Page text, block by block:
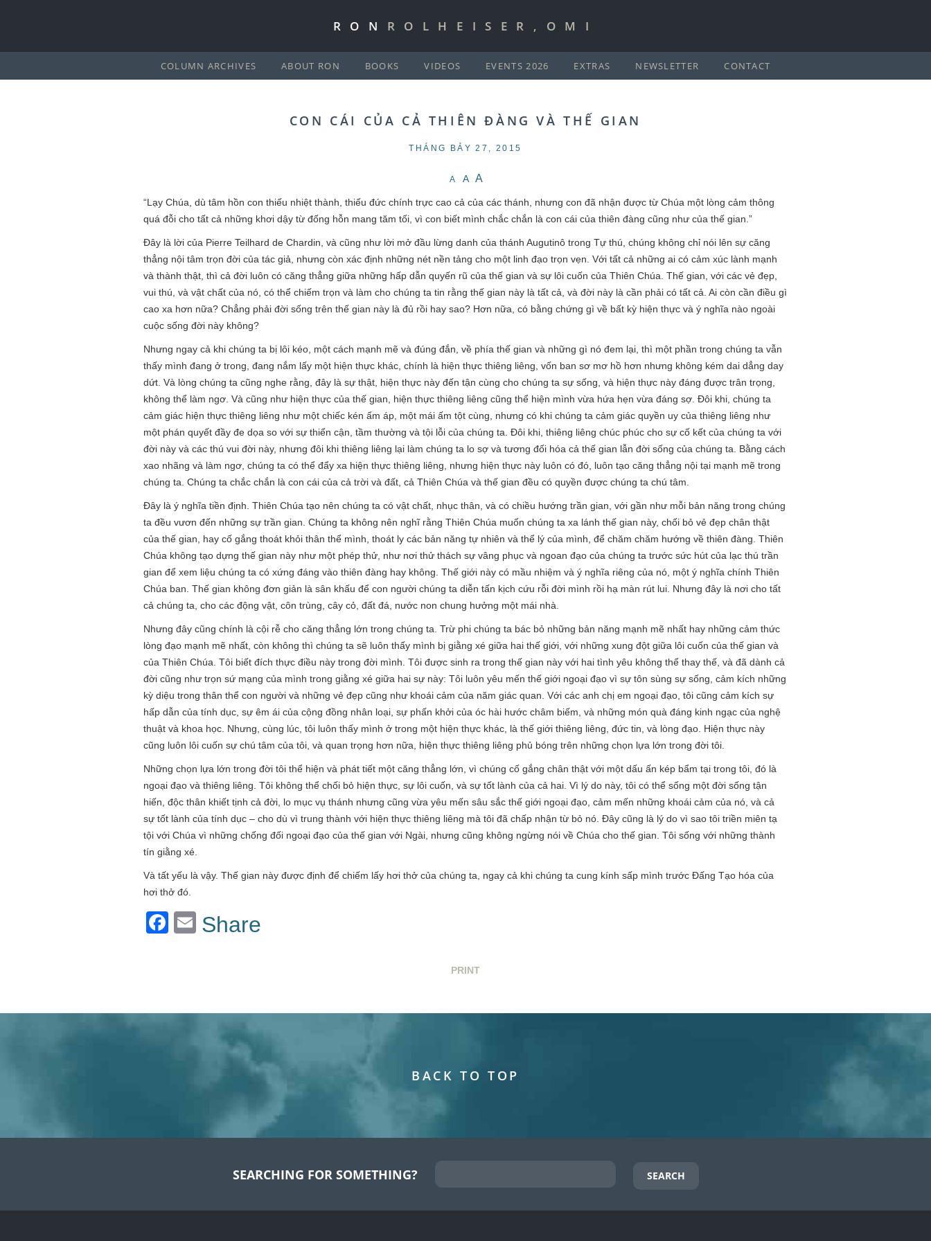
RON ROLHEISER,OMI
COLUMN ARCHIVES ABOUT RON BOOKS VIDEOS EVENTS 2026 EXTRAS NEWSLETTER CONTACT
CON CÁI CỦA CẢ THIÊN ĐÀNG VÀ THẾ GIAN
THÁNG BẢY 27, 2015
A A A
“Lạy Chúa, dù tâm hồn con thiếu nhiệt thành, thiếu đức chính trực cao cả của các thánh, nhưng con đã nhận được từ Chúa một lòng cảm thông
quá đỗi cho tất cả những khơi dậy từ đống hỗn mang tăm tối, vì con biết mình chắc chắn là con cái của thiên đàng cũng như của thế gian.”
Đây là lời của Pierre Teilhard de Chardin, và cũng như lời mở đầu lừng danh của thánh Augutinô trong Tự thú, chúng không chỉ nói lên sự căng
thẳng nội tâm trọn đời của tác giả, nhưng còn xác định những nét nền tảng cho một linh đạo trọn vẹn. Với tất cả những ai có cảm xúc lành mạnh
và thành thật, thì cả đời luôn có căng thẳng giữa những hấp dẫn quyến rũ của thế gian và sự lôi cuốn của Thiên Chúa. Thế gian, với các vẻ đẹp,
vui thú, và vật chất của nó, có thể chiếm trọn và làm cho chúng ta tin rằng thế gian này là tất cả, và đời này là cần phải có tất cả. Ai còn cần điều gì
cao xa hơn nữa? Chẳng phải đời sống trên thế gian này là đủ rồi hay sao? Hơn nữa, có bằng chứng gì về bất kỳ hiện thực và ý nghĩa nào ngoài
cuộc sống đời này không?
Nhưng ngay cả khi chúng ta bị lôi kéo, một cách mạnh mẽ và đúng đắn, về phía thế gian và những gì nó đem lại, thì một phần trong chúng ta vẫn
thấy mình đang ở trong, đang nắm lấy một hiện thực khác, chính là hiện thực thiêng liêng, vốn ban sơ mơ hồ hơn nhưng không kém dai dẳng day
dứt. Và lòng chúng ta cũng nghe rằng, đây là sự thật, hiện thực này đến tận cùng cho chúng ta sự sống, và hiện thực này đáng được trân trọng,
không thể làm ngơ. Và cũng như hiện thực của thế gian, hiện thực thiêng liêng cũng thể hiện mình vừa hứa hẹn vừa đáng sợ. Đôi khi, chúng ta
cảm giác hiện thực thiêng liêng như một chiếc kén ấm áp, một mái ấm tột cùng, nhưng có khi chúng ta cảm giác quyền uy của thiêng liêng như
một phán quyết đầy đe dọa so với sự thiển cận, tầm thường và tội lỗi của chúng ta. Đôi khi, thiêng liêng chúc phúc cho sự cố kết của chúng ta với
đời này và các thú vui đời này, nhưng đôi khi thiêng liêng lại làm chúng ta lo sợ và tương đối hóa cả thế gian lẫn đời sống của chúng ta. Bằng cách
xao nhãng và làm ngơ, chúng ta có thể đẩy xa hiện thực thiêng liêng, nhưng hiện thực này luôn có đó, luôn tạo căng thẳng nội tại mạnh mẽ trong
chúng ta. Chúng ta chắc chắn là con cái của cả trời và đất, cả Thiên Chúa và thế gian đều có quyền được chúng ta chú tâm.
Đây là ý nghĩa tiền định. Thiên Chúa tạo nên chúng ta có vật chất, nhục thân, và có chiều hướng trần gian, với gần như mỗi bản năng trong chúng
ta đều vươn đến những sự trần gian. Chúng ta không nên nghĩ rằng Thiên Chúa muốn chúng ta xa lánh thế gian này, chối bỏ vẻ đẹp chân thật
của thế gian, hay cố gắng thoát khỏi thân thể mình, thoát ly các bản năng tự nhiên và thể lý của mình, để chăm chăm hướng về thiên đàng. Thiên
Chúa không tạo dựng thế gian này như một phép thử, như nơi thử thách sự vâng phục và ngoan đạo của chúng ta trước sức hút của lạc thú trần
gian để xem liệu chúng ta có xứng đáng vào thiên đàng hay không. Thế giới này có mầu nhiệm và ý nghĩa riêng của nó, một ý nghĩa chính Thiên
Chúa ban. Thế gian không đơn giản là sân khấu để con người chúng ta diễn tấn kịch cứu rỗi đời mình rồi hạ màn rút lui. Nhưng đây là nơi cho tất
cả chúng ta, cho các động vật, côn trùng, cây cỏ, đất đá, nước non chung hưởng một mái nhà.
Nhưng đây cũng chính là cội rễ cho căng thẳng lớn trong chúng ta. Trừ phi chúng ta bác bỏ những bản năng mạnh mẽ nhất hay những cảm thức
lòng đạo mạnh mẽ nhất, còn không thì chúng ta sẽ luôn thấy mình bị giằng xé giữa hai thế giới, với những xung đột giữa lôi cuốn của thế gian và
của Thiên Chúa. Tôi biết đích thực điều này trong đời mình. Tôi được sinh ra trong thế gian này với hai tình yêu không thể thay thế, và đã dành cả
đời cũng như trọn sứ mạng của mình trong giằng xé giữa hai sự này: Tôi luôn yêu mến thế giới ngoại đạo vì sự tôn sùng sự sống, cảm kích những
kỳ diệu trong thân thể con người và những vẻ đẹp cũng như khoái cảm của năm giác quan. Với các anh chị em ngoại đạo, tôi cũng cảm kích sự
hấp dẫn của tính dục, sự êm ái của cộng đồng nhân loại, sự phấn khởi của óc hài hước châm biếm, và những món quà đáng kinh ngạc của nghệ
thuật và khoa học. Nhưng, cùng lúc, tôi luôn thấy mình ở trong một hiện thực khác, là thế giới thiêng liêng, đức tin, và lòng đạo. Hiện thực này
cũng luôn lôi cuốn sự chú tâm của tôi, và quan trọng hơn nữa, hiện thực thiêng liêng phủ bóng trên những chọn lựa lớn trong đời tôi.
Những chọn lựa lớn trong đời tôi thể hiện và phát tiết một căng thẳng lớn, vì chúng cố gắng chân thật với một dấu ấn kép bẩm tại trong tôi, đó là
ngoại đạo và thiêng liêng. Tôi không thể chối bỏ hiện thực, sự lôi cuốn, và sự tốt lành của cả hai. Vì lý do này, tôi có thể sống một đời sống tận
hiến, độc thân khiết tịnh cả đời, lo mục vụ thánh nhưng cũng vừa yêu mến sâu sắc thế giới ngoại đạo, cảm mến những khoái cảm của nó, và cả
sự tốt lành của tính dục – cho dù vì trung thành với hiện thực thiêng liêng mà tôi đã chấp nhận từ bỏ nó. Đây cũng là lý do vì sao tôi triền miên tạ
tội với Chúa vì những chống đối ngoại đạo của thế gian với Ngài, nhưng cũng không ngừng nói về Chúa cho thế gian. Tôi sống với những thành
tín giằng xé.
Và tất yếu là vậy. Thế gian này được định để chiếm lấy hơi thở của chúng ta, ngay cả khi chúng ta cung kính sấp mình trước Đấng Tạo hóa của
hơi thở đó.
Facebook
Email
Share
PRINT
BACK TO TOP
SEARCHING FOR SOMETHING?